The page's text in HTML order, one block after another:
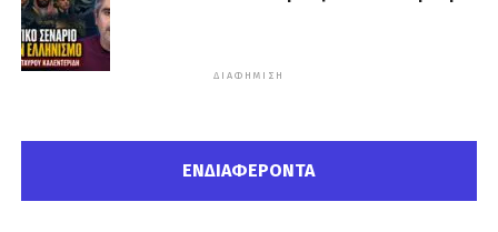
ΔΙΑΦΉΜΙΣΗ
ΕΝΔΙΑΦΕΡΟΝΤΑ